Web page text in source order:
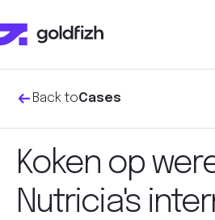
Back toCases
Koken op
Nutricia's